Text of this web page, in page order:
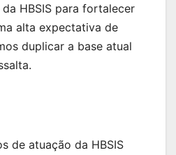
HBSIS para fortalecer
alta expectativa de
duplicar a base atual
de atuação da HBSIS